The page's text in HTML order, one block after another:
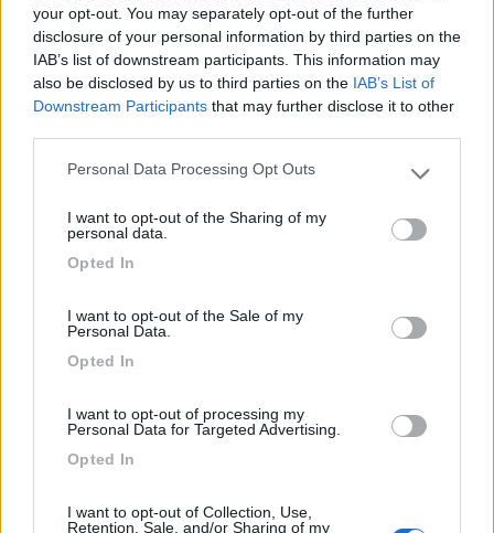
your opt-out. You may separately opt-out of the further
disclosure of your personal information by third parties on the
IAB’s list of downstream participants. This information may
also be disclosed by us to third parties on the IAB’s List of
Downstream Participants that may further disclose it to other
Please note that this website/app uses one or more Google
not limited to your visit or usage behaviour. You may click to
grant or deny consent to Google and its third-party tags to
use your data for below specified purposes in below Google
Personal Data Processing Opt Outs
I want to opt-out of the Sharing of my
personal data.
Opted In
I want to opt-out of the Sale of my
Personal Data.
Opted In
I want to opt-out of processing my
Personal Data for Targeted Advertising.
Opted In
I want to opt-out of Collection, Use,
Retention, Sale, and/or Sharing of my
Ti confermo anch'io di tenere gli oscuranti aperti, se chiusi, il
calore che si genera dalla rifrazione dell'oscuramento, nel giro
di poco tempo ti creperbbe la lastra interna del finestrino.
58914
secondo me potrebbe essere utile passare ogni paio di mesi la
attacchi e evita le righe nere che poi toglierle diventa dura.